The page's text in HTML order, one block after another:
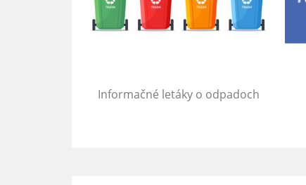
Informačné letáky o odpadoch